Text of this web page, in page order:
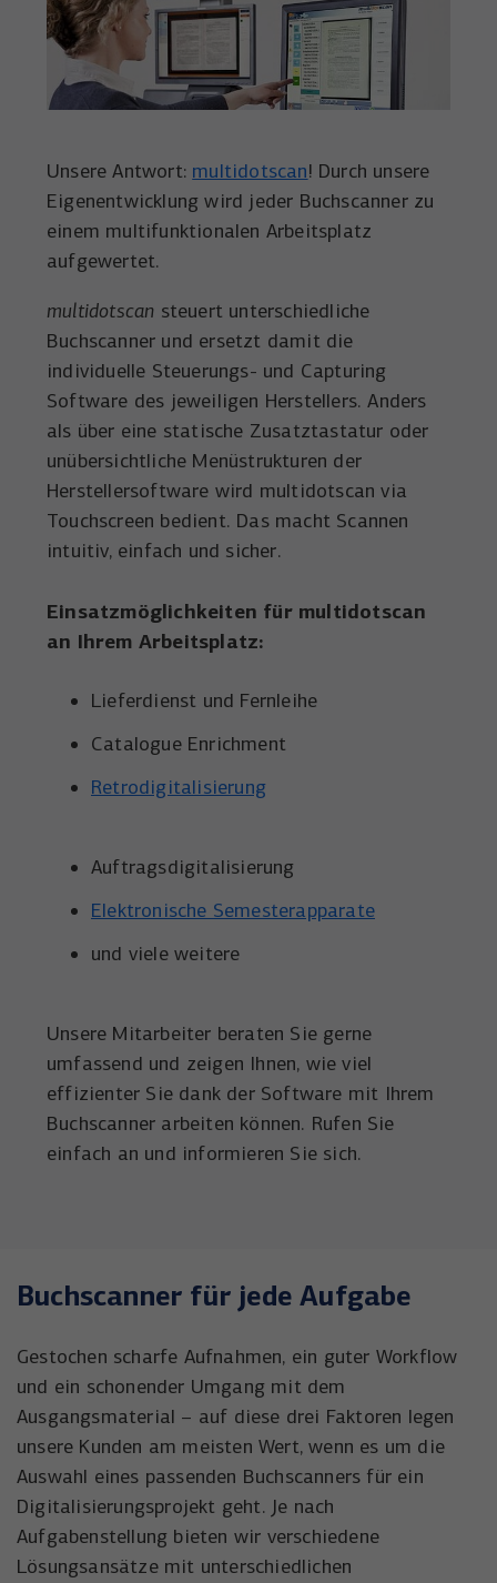
Unsere Antwort: multidotscan! Durch unsere
Eigenentwicklung wird jeder Buchscanner zu
einem multifunktionalen Arbeitsplatz
aufgewertet.
multidotscan steuert unterschiedliche
Buchscanner und ersetzt damit die
individuelle Steuerungs- und Capturing
Software des jeweiligen Herstellers. Anders
als über eine statische Zusatztastatur oder
unübersichtliche Menüstrukturen der
Herstellersoftware wird multidotscan via
Touchscreen bedient. Das macht Scannen
intuitiv, einfach und sicher.
Einsatzmöglichkeiten für multidotscan
an Ihrem Arbeitsplatz:
Lieferdienst und Fernleihe
Catalogue Enrichment
Retrodigitalisierung
Auftragsdigitalisierung
Elektronische Semesterapparate
und viele weitere
Unsere Mitarbeiter beraten Sie gerne
umfassend und zeigen Ihnen, wie viel
effizienter Sie dank der Software mit Ihrem
Buchscanner arbeiten können. Rufen Sie
einfach an und informieren Sie sich.
Buchscanner für jede Aufgabe
Gestochen scharfe Aufnahmen, ein guter Workflow
und ein schonender Umgang mit dem
Ausgangsmaterial – auf diese drei Faktoren legen
unsere Kunden am meisten Wert, wenn es um die
Auswahl eines passenden Buchscanners für ein
Digitalisierungsprojekt geht. Je nach
Aufgabenstellung bieten wir verschiedene
Lösungsansätze mit unterschiedlichen